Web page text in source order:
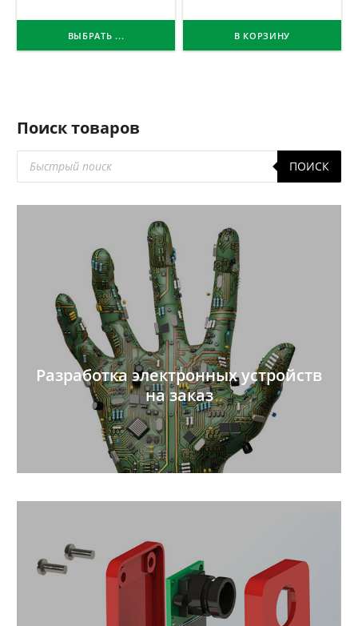
ВЫБРАТЬ ... В КОРЗИНУ
Поиск товаров
товаров
ПОИСК
Разработка электронных устройств
на заказ